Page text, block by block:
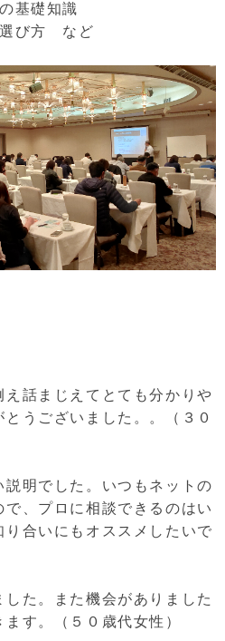
基礎知識
選び方 など
え話まじえてとても分かりや
うございました。。（３０
説明でした。いつもネットの
、プロに相談できるのはい
り合いにもオススメしたいで
した。また機会がありました
す。（５０歳代女性）